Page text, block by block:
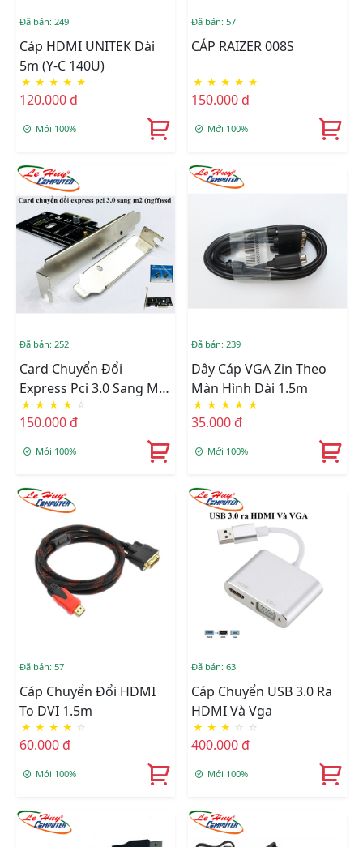
Đã bán: 249
Cáp HDMI UNITEK Dài
5m (Y-C 140U)
★ ★ ★ ★ ★
120.000 đ
Mới 100%
Đã bán: 57
CÁP RAIZER 008S
★ ★ ★ ★ ★
150.000 đ
Mới 100%
Đã bán: 252
Card Chuyển Đổi
Express Pci 3.0 Sang M2
(ngff) SSD
★ ★ ★ ★ ☆
150.000 đ
Mới 100%
Đã bán: 239
Dây Cáp VGA Zin Theo
Màn Hình Dài 1.5m
★ ★ ★ ★ ★
35.000 đ
Mới 100%
Đã bán: 57
Cáp Chuyển Đổi HDMI
To DVI 1.5m
★ ★ ★ ★ ☆
60.000 đ
Mới 100%
Đã bán: 63
Cáp Chuyển USB 3.0 Ra
HDMI Và Vga
★ ★ ★ ☆ ☆
400.000 đ
Mới 100%